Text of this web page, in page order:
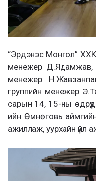
“Эрдэнэс Монгол”
менежер Д.Ядамжав,
менежер
группийн менежер
сарын 14, 15-ны
ийн Өмнөговь
ажиллаж, уурхайн үйл